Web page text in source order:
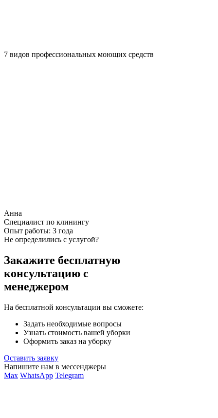
7 видов профессиональных моющих средств
Анна
Специалист по клинингу
Опыт работы: 3 года
Не определились с услугой?
Закажите бесплатную
консультацию с
менеджером
На бесплатной консультации вы сможете:
Задать необходимые вопросы
Узнать стоимость вашей уборки
Оформить заказ на уборку
Оставить заявку
Напишите нам в мессенджеры
Max WhatsApp Telegram